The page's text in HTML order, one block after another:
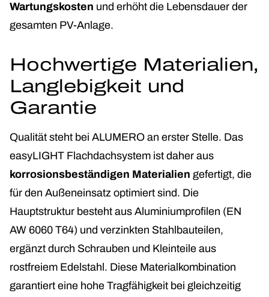
Wartungskosten und erhöht die Lebensdauer der
gesamten PV-Anlage.
Hochwertige Materialien,
Langlebigkeit und
Garantie
Qualität steht bei ALUMERO an erster Stelle. Das
easyLIGHT Flachdachsystem ist daher aus
korrosionsbeständigen Materialien gefertigt, die
für den Außeneinsatz optimiert sind. Die
Hauptstruktur besteht aus Aluminiumprofilen (EN
AW 6060 T64) und verzinkten Stahlbauteilen,
ergänzt durch Schrauben und Kleinteile aus
rostfreiem Edelstahl. Diese Materialkombination
garantiert eine hohe Tragfähigkeit bei gleichzeitig